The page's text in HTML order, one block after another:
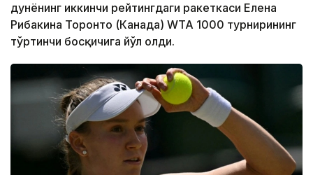
дунёнинг иккинчи рейтингдаги ракеткаси Елена
Рибакина Торонто (Канада) WТА 1000 турнирининг
тўртинчи босқичига йўл олди.